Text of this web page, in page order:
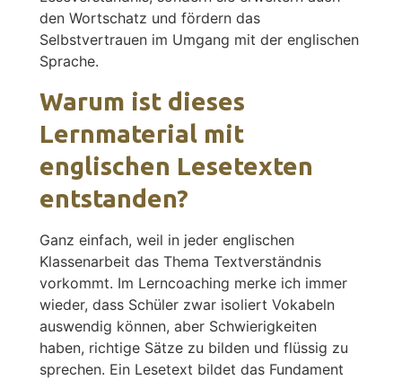
den Wortschatz und fördern das
Selbstvertrauen im Umgang mit der englischen
Sprache.
Warum ist dieses
Lernmaterial mit
englischen Lesetexten
entstanden?
Ganz einfach, weil in jeder englischen
Klassenarbeit das Thema Textverständnis
vorkommt. Im Lerncoaching merke ich immer
wieder, dass Schüler zwar isoliert Vokabeln
auswendig können, aber Schwierigkeiten
haben, richtige Sätze zu bilden und flüssig zu
sprechen. Ein Lesetext bildet das Fundament